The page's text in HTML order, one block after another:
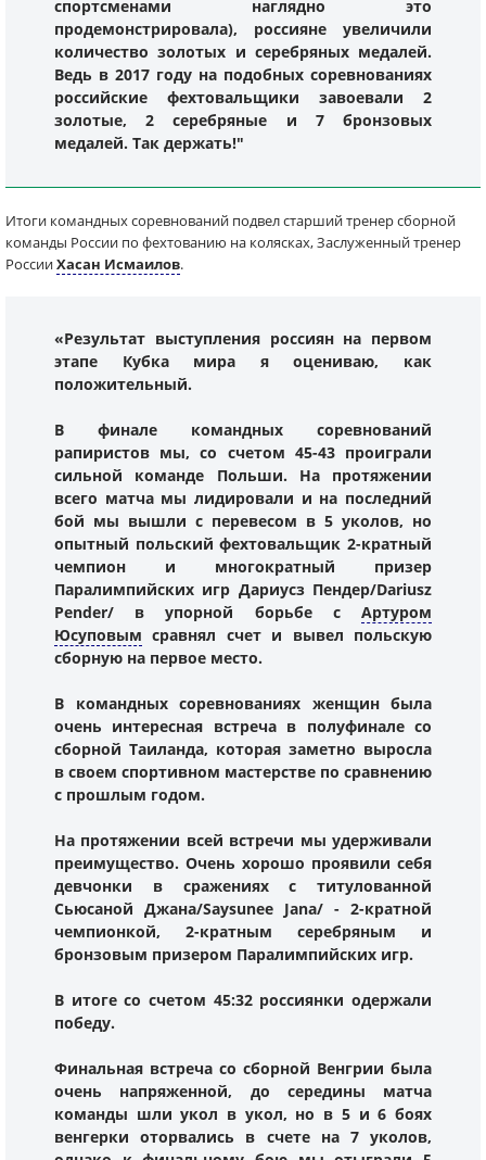
спортсменами наглядно это
продемонстрировала), россияне увеличили
количество золотых и серебряных медалей.
Ведь в 2017 году на подобных соревнованиях
российские фехтовальщики завоевали 2
золотые, 2 серебряные и 7 бронзовых
медалей. Так держать!"
Итоги командных соревнований подвел старший тренер сборной
команды России по фехтованию на колясках, Заслуженный тренер
РоссииХасан Исмаилов.
«Результат выступления россиян на первом
этапе Кубка мира я оцениваю, как
положительный.
В финале командных соревнований
рапиристов мы, со счетом 45-43 проиграли
сильной команде Польши. На протяжении
всего матча мы лидировали и на последний
бой мы вышли с перевесом в 5 уколов, но
опытный польский фехтовальщик 2-кратный
чемпион и многократный призер
Паралимпийских игр Дариусз Пендер/Dariusz
Pender/ в упорной борьбе с Артуром
Юсуповым сравнял счет и вывел польскую
сборную на первое место.
В командных соревнованиях женщин была
очень интересная встреча в полуфинале со
сборной Таиланда, которая заметно выросла
в своем спортивном мастерстве по сравнению
с прошлым годом.
На протяжении всей встречи мы удерживали
преимущество. Очень хорошо проявили себя
девчонки в сражениях с титулованной
Сьюсаной Джана/Saysunee Jana/ - 2-кратной
чемпионкой, 2-кратным серебряным и
бронзовым призером Паралимпийских игр.
В итоге со счетом 45:32 россиянки одержали
победу.
Финальная встреча со сборной Венгрии была
очень напряженной, до середины матча
команды шли укол в укол, но в 5 и 6 боях
венгерки оторвались в счете на 7 уколов,